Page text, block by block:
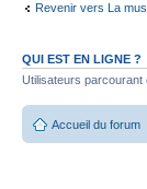
Revenir vers La
QUI EST EN LIGNE ?
Utilisateurs parcourant
Accueil du forum